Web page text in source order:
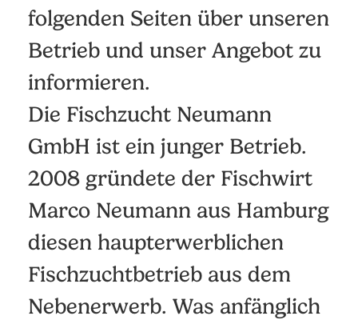
folgenden Seiten über unseren
Betrieb und unser Angebot zu
informieren.
Die Fischzucht Neumann
GmbH ist ein junger Betrieb.
2008 gründete der Fischwirt
Marco Neumann aus Hamburg
diesen haupterwerblichen
Fischzuchtbetrieb aus dem
Nebenerwerb. Was anfänglich